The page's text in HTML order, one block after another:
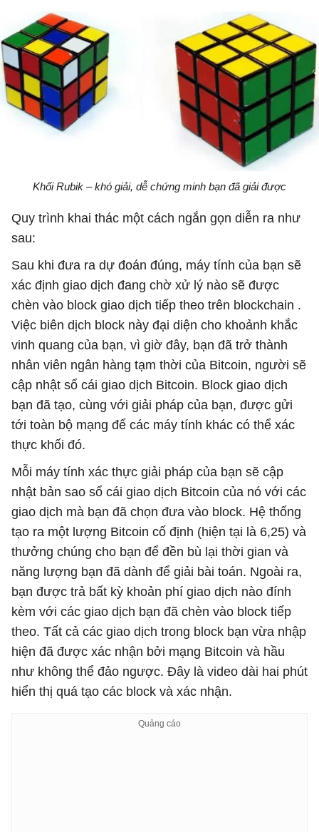
Khối Rubik – khó giải, dễ chứng minh bạn đã giải được
Quy trình khai thác một cách ngắn gọn diễn ra như
sau:
Sau khi đưa ra dự đoán đúng, máy tính của bạn sẽ
xác định giao dịch đang chờ xử lý nào sẽ được
chèn vào block giao dịch tiếp theo trên blockchain .
Việc biên dịch block này đại diện cho khoảnh khắc
vinh quang của bạn, vì giờ đây, bạn đã trở thành
nhân viên ngân hàng tạm thời của Bitcoin, người sẽ
cập nhật sổ cái giao dịch Bitcoin. Block giao dịch
bạn đã tạo, cùng với giải pháp của bạn, được gửi
tới toàn bộ mạng để các máy tính khác có thể xác
thực khối đó.
Mỗi máy tính xác thực giải pháp của bạn sẽ cập
nhật bản sao sổ cái giao dịch Bitcoin của nó với các
giao dịch mà bạn đã chọn đưa vào block. Hệ thống
tạo ra một lượng Bitcoin cố định (hiện tại là 6,25) và
thưởng chúng cho bạn để đền bù lại thời gian và
năng lượng bạn đã dành để giải bài toán. Ngoài ra,
bạn được trả bất kỳ khoản phí giao dịch nào đính
kèm với các giao dịch bạn đã chèn vào block tiếp
theo. Tất cả các giao dịch trong block bạn vừa nhập
hiện đã được xác nhận bởi mạng Bitcoin và hầu
như không thể đảo ngược. Đây là video dài hai phút
hiển thị quá tạo các block và xác nhận.